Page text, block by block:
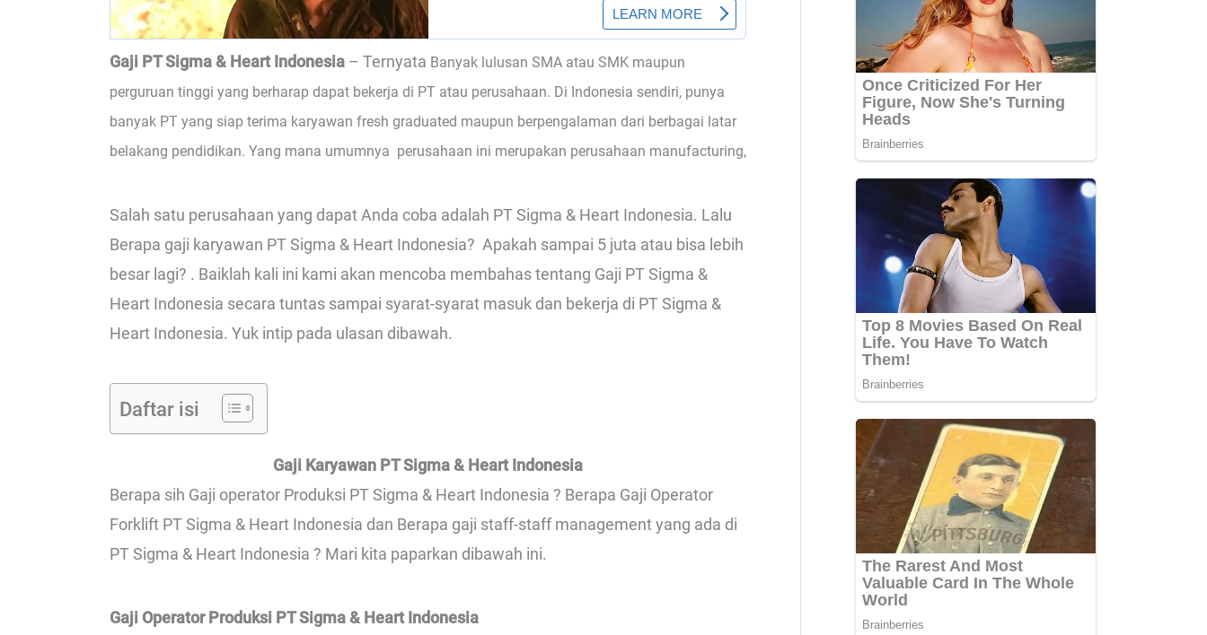
Gaji PT Sigma & Heart Indonesia – Ternyata Banyak lulusan SMA atau SMK maupun
perguruan tinggi yang berharap dapat bekerja di PT atau perusahaan. Di Indonesia sendiri, punya
banyak PT yang siap terima karyawan fresh graduated maupun berpengalaman dari berbagai latar
belakang pendidikan. Yang mana umumnya perusahaan ini merupakan perusahaan manufacturing,
Salah satu perusahaan yang dapat Anda coba adalah PT Sigma & Heart Indonesia. Lalu
Berapa gaji karyawan PT Sigma & Heart Indonesia? Apakah sampai 5 juta atau bisa lebih
besar lagi? . Baiklah kali ini kami akan mencoba membahas tentang Gaji PT Sigma &
Heart Indonesia secara tuntas sampai syarat-syarat masuk dan bekerja di PT Sigma &
Heart Indonesia. Yuk intip pada ulasan dibawah.
Daftar isi
Gaji Karyawan PT Sigma & Heart Indonesia
Berapa sih Gaji operator Produksi PT Sigma & Heart Indonesia ? Berapa Gaji Operator
Forklift PT Sigma & Heart Indonesia dan Berapa gaji staff-staff management yang ada di
PT Sigma & Heart Indonesia ? Mari kita paparkan dibawah ini.
Gaji Operator Produksi PT Sigma & Heart Indonesia